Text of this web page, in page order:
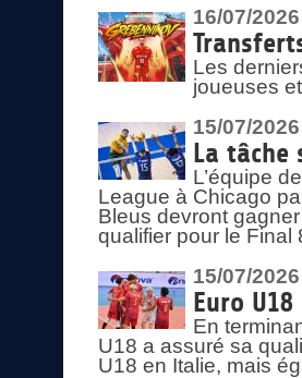
16/07/2026
Les
joueuses
15/07/2026
La tâche
L’équipe
League à Chicago
Bleus devront
qualifier pour le Final
15/07/2026
Euro
En
U18 a assuré sa
U18 en Italie, mais